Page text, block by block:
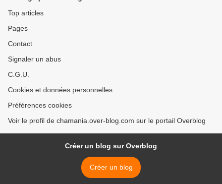
Top articles
Pages
Contact
Signaler un abus
C.G.U.
Cookies et données personnelles
Préférences cookies
Voir le profil de chamania.over-blog.com sur le portail Overblog
Créer un blog sur Overblog
Créer un blog